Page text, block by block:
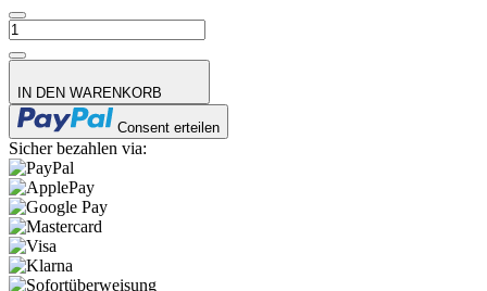
IN DEN WARENKORB
Consent erteilen
Sicher bezahlen via: